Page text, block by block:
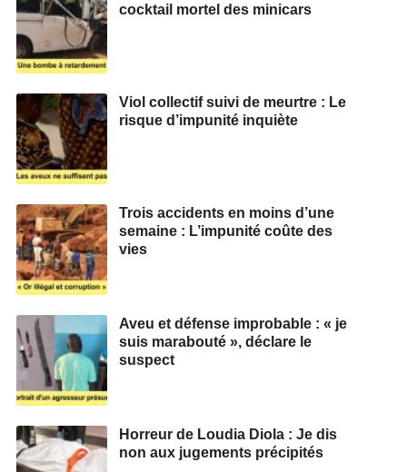
cocktail mortel des minicars
Viol collectif suivi de meurtre : Le
risque d’impunité inquiète
Trois accidents en moins d’une
semaine : L’impunité coûte des
vies
Aveu et défense improbable : « je
suis marabouté », déclare le
suspect
Horreur de Loudia Diola : Je dis
non aux jugements précipités